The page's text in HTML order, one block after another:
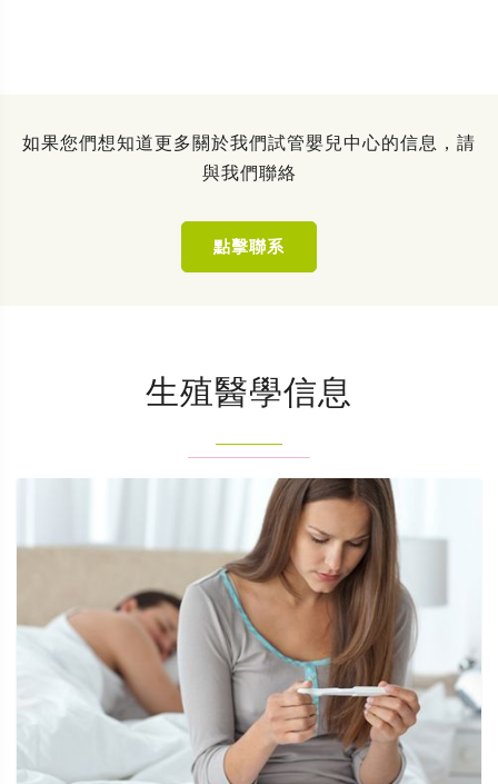
如果您們想知道更多關於我們試管嬰兒中心的信息，請
與我們聯絡
點擊聯系
生殖醫學信息